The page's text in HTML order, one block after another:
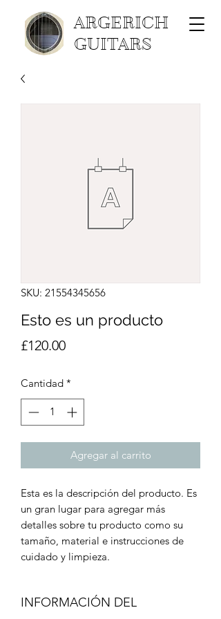
ARGERICH
GUITARS
SKU: 21554345656
Esto es un producto
£120.00Precio
Cantidad *
Agregar al carrito
Esta es la descripción del producto. Es
un gran lugar para agregar más
detalles sobre tu producto como su
tamaño, material e instrucciones de
cuidado y limpieza.
INFORMACIÓN DEL